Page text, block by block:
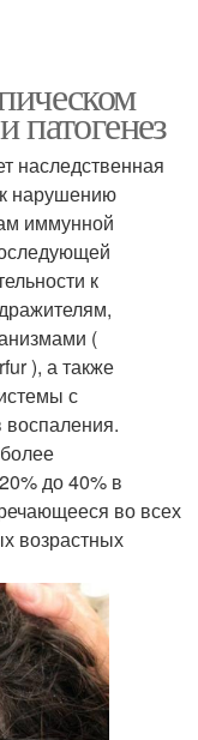
патогенез
наследственная
нарушению
иммунной
к
(
), а также
с
до 40% в
во всех
возрастных